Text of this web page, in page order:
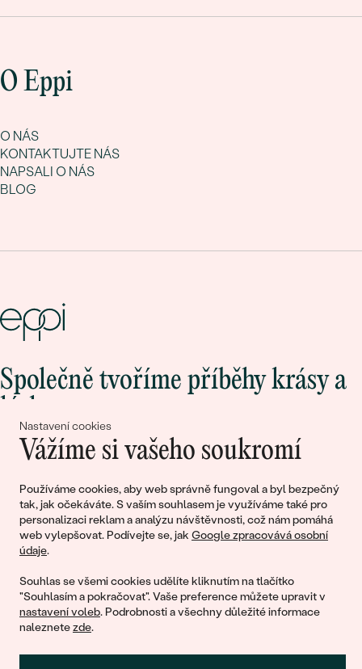
Nastavení cookies
Vážíme si vašeho soukromí
Používáme cookies, aby web správně fungoval a byl bezpečný
tak, jak očekáváte. S vaším souhlasem je využíváme také pro
personalizaci reklam a analýzu návštěvnosti, což nám pomáhá
web vylepšovat. Podívejte se, jak Google zpracovává osobní
údaje.
Souhlas se všemi cookies udělíte kliknutím na tlačítko
"Souhlasím a pokračovat". Vaše preference můžete upravit v
nastavení voleb. Podrobnosti a všechny důležité informace
naleznetezde.
O Eppi
O NÁS
KONTAKTUJTE NÁS
NAPSALI O NÁS
BLOG
Společně tvoříme příběhy krásy a
Připojte se k nám!
© 2011 - 2026, Eppi.cz